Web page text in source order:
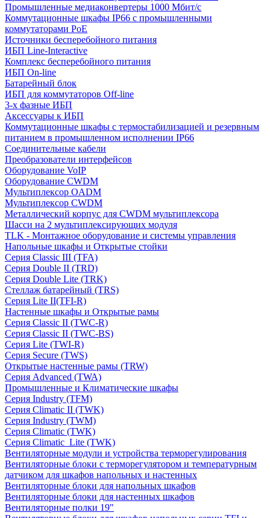
Промышленные медиаконвертеры 1000 Мбит/с
Коммутационные шкафы IP66 c промышленными
коммутаторами PoE
Источники бесперебойного питания
ИБП Line-Interactive
Комплекс бесперебойного питания
ИБП On-line
Батарейный блок
ИБП для коммутаторов Off-line
3-х фазные ИБП
Аксессуары к ИБП
Коммутационные шкафы с термостабилизацией и резервным
питанием в промышленном исполнении IP66
Соединительные кабели
Преобразователи интерфейсов
Оборудование VoIP
Оборудование CWDM
Мультиплекcор OADM
Мультиплексор CWDM
Металлический корпус для CWDM мультиплексора
Шасси на 2 мультиплексирующих модуля
TLK - Монтажное оборудование и системы управления
Напольные шкафы и Открытые стойки
Серия Classic III (TFA)
Серия Double II (TRD)
Серия Double Lite (TRK)
Стеллаж батарейный (TRS)
Серия Lite II(TFI-R)
Настенные шкафы и Открытые рамы
Серия Classic II (TWC-R)
Серия Classic II (TWC-BS)
Серия Lite (TWI-R)
Серия Secure (TWS)
Открытые настенные рамы (TRW)
Серия Advanced (TWA)
Промышленные и Климатические шкафы
Серия Industry (TFM)
Серия Climatic II (TWK)
Серия Industry (TWM)
Серия Climatic (TWK)
Серия Climatic_Lite (TWK)
Вентиляторные модули и устройства терморегулирования
Вентиляторные блоки с терморегулятором и температурным
датчиком для шкафов напольных и настенных
Вентиляторные блоки для напольных шкафов
Вентиляторные блоки для настенных шкафов
Вентиляторные полки 19"